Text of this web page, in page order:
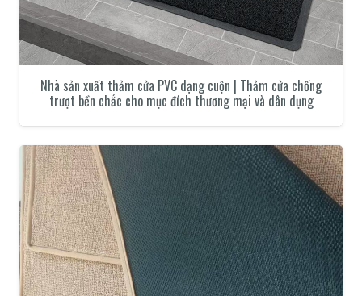
Nhà sản xuất thảm cửa PVC dạng cuộn | Thảm cửa chống
trượt bền chắc cho mục đích thương mại và dân dụng